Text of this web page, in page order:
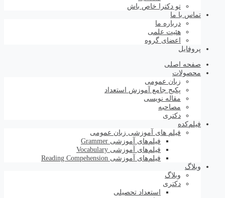
تو دکترا خاص باش
تماس با ما
درباره ما
هئیت علمی
اعضای گروه
پروفایل
صفحه اصلی
محصولات
زبان عمومی
پکیج جامع آموزش استعداد
مقاله نویسی
مصاحبه
دکتری
فیلم‌کده
فیلم های آموزشی زبان عمومی
فیلم‌های آموزشی Grammer
فیلم‌های آموزشی Vocabulary
فیلم‌های آموزشی Reading Compehension
وبلاگ
وبلاگ
دکتری
استعداد تحصیلی